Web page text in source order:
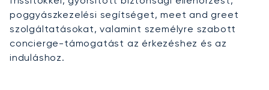
poggyászkezelési segítséget, meet and greet
szolgáltatásokat, valamint személyre szabott
concierge-támogatást az érkezéshez és az
induláshoz.